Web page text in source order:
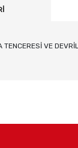
TENCERESİ VE